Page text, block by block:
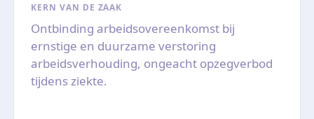
KERN VAN DE ZAAK
Ontbinding arbeidsovereenkomst bij
ernstige en duurzame verstoring
arbeidsverhouding, ongeacht opzegverbod
tijdens ziekte.